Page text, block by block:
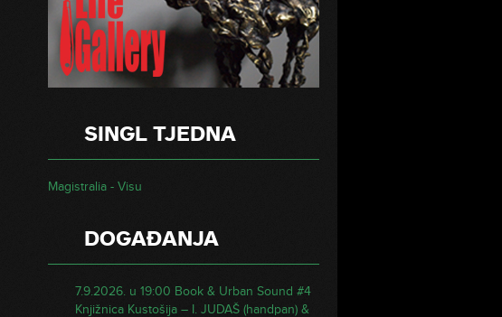
SINGL TJEDNA
Magistralia - Visu
DOGAĐANJA
7.9.2026. u 19:00 Book & Urban Sound #4
Knjižnica Kustošija – I. JUDAŠ (handpan) &